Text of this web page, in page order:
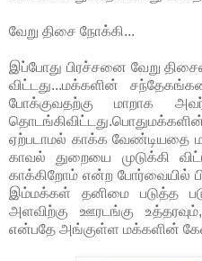
வேறு திசை நோக்கி...
இப்போது பிரச்சனை வேறு
விட்டது...மக்களின்
போக்குவதற்கு மாறாக
ஏற்படாமல் காக்க வேண்டியதை
காவல் துறையை முடுக்கி
காக்கிறோம் என்ற போர்வையில்
இம்மக்கள் தனிமை படுத்த
அளவிற்கு ஊரடங்கு
என்பதே அங்குள்ள மக்களின்